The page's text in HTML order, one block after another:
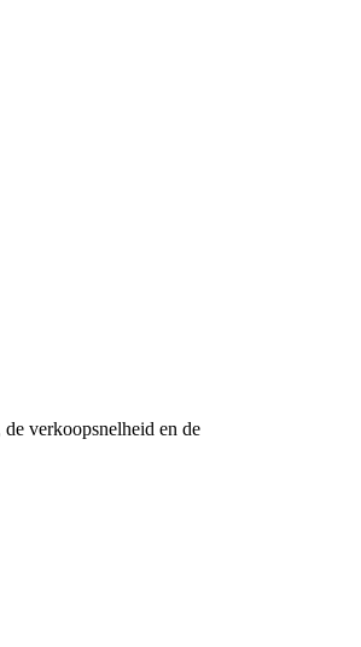
verkoopsnelheid en de